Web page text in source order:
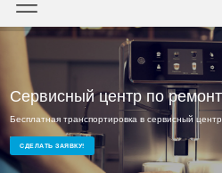
Сервисный центр по
Бесплатная транспортировка в сервисный центр
Ремонт кофемашин на дому или в офисе
Сервисный ремонт
Опытные мастера и